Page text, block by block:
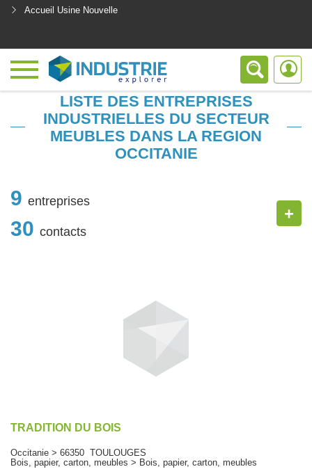
Accueil Usine Nouvelle
LISTE DES ENTREPRISES
INDUSTRIELLES DU SECTEUR
MEUBLES DANS LA REGION
OCCITANIE
9 entreprises
30 contacts
+
TRADITION DU BOIS
Occitanie > 66350 TOULOUGES
Bois, papier, carton, meubles > Bois, papier, carton, meubles